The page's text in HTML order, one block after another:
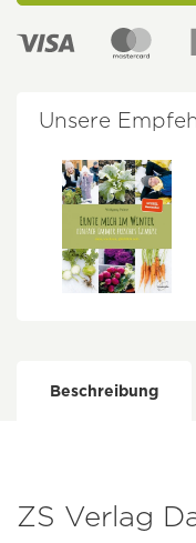
Unsere
Beschreibung
ZS Verlag